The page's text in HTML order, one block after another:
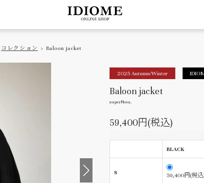
コレクション > Baloon jacket
2025 Autumn/Winter
Baloon jacket
superNova.
59,400円(税込)
BLACK
S 59,400円(税